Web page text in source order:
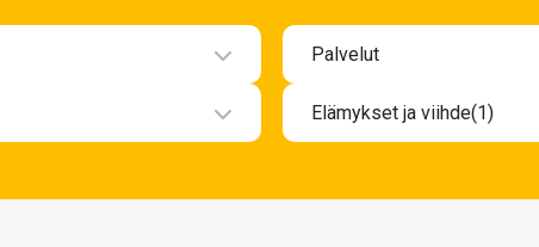
Elämykset ja viihde(1)
Palvelut
Kauneus ja